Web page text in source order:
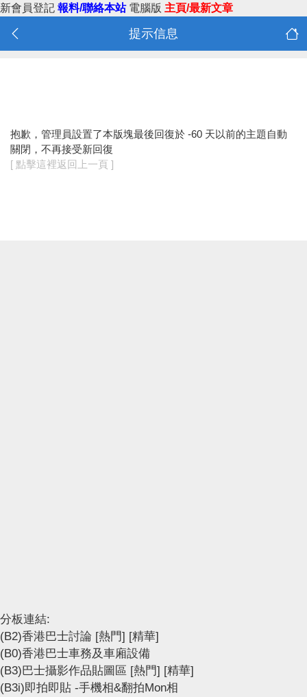
新會員登記 報料/聯絡本站 電腦版 主頁/最新文章
提示信息
抱歉，管理員設置了本版塊最後回復於 -60 天以前的主題自動
關閉，不再接受新回復
[ 點擊這裡返回上一頁 ]
分板連結:
(B2)香港巴士討論 [熱門] [精華]
(B0)香港巴士車務及車廂設備
(B3)巴士攝影作品貼圖區 [熱門] [精華]
(B3i)即拍即貼 -手機相&翻拍Mon相